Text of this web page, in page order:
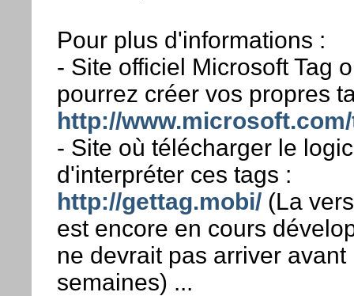
Pour plus d'informations :
- Site officiel Microsoft Tag
pourrez créer vos propres
http://
- Site où télécharger le
d'interpréter ces tags :
http://gettag.mobi/(La
est encore en cours
ne devrait pas arriver avant
semaines) ...